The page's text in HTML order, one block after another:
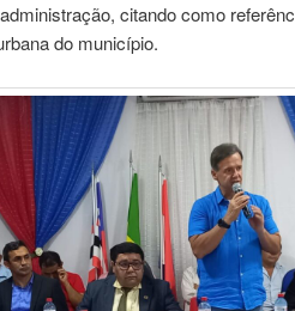
citando como
do município.